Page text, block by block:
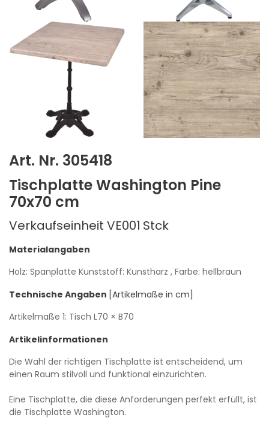
Art. Nr. 305418
Tischplatte Washington Pine
70x70 cm
Verkaufseinheit VE001 Stck
Materialangaben
Holz: Spanplatte Kunststoff: Kunstharz , Farbe: hellbraun
Technische Angaben [Artikelmaße in cm]
Artikelmaße 1: Tisch L70 × B70
Artikelinformationen
Die Wahl der richtigen Tischplatte ist entscheidend, um
einen Raum stilvoll und funktional einzurichten.
Eine Tischplatte, die diese Anforderungen perfekt erfüllt, ist
die Tischplatte Washington.